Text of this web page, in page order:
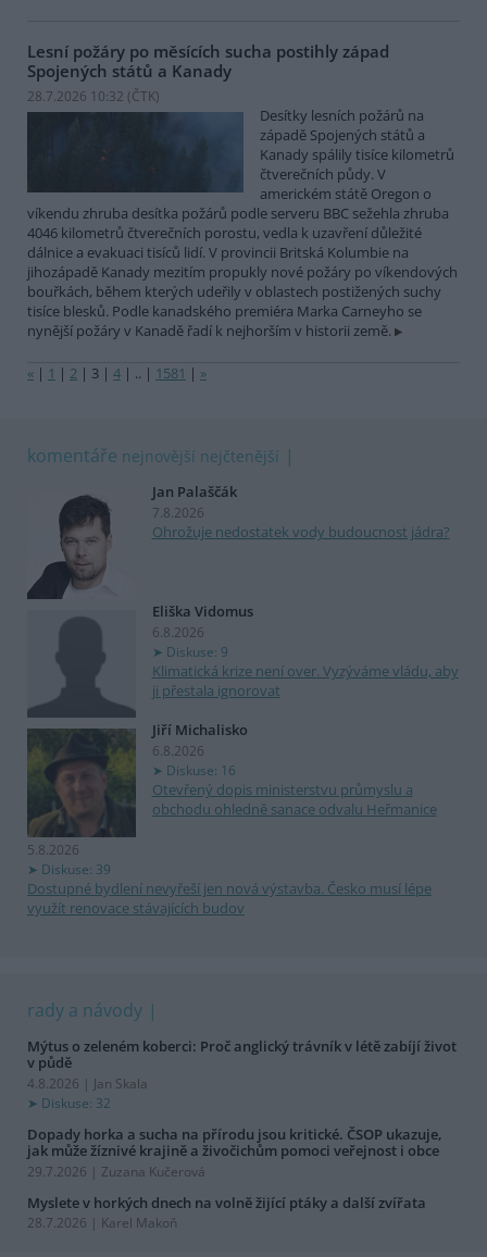
Lesní požáry po měsících sucha postihly západ
Spojených států a Kanady
28.7.2026 10:32 (ČTK)
Desítky lesních požárů na
západě Spojených států a
Kanady spálily tisíce kilometrů
čtverečních půdy. V
americkém státě Oregon o
víkendu zhruba desítka požárů podle serveru BBC sežehla zhruba
4046 kilometrů čtverečních porostu, vedla k uzavření důležité
dálnice a evakuaci tisíců lidí. V provincii Britská Kolumbie na
jihozápadě Kanady mezitím propukly nové požáry po víkendových
bouřkách, během kterých udeřily v oblastech postižených suchy
tisíce blesků. Podle kanadského premiéra Marka Carneyho se
nynější požáry v Kanadě řadí k nejhorším v historii země.
« | 1 | 2 | 3 | 4 | .. | 1581 | »
komentáře nejnovější nejčtenější
Jan Palaščák
7.8.2026
Ohrožuje nedostatek vody budoucnost jádra?
Eliška Vidomus
6.8.2026
Diskuse: 9
Klimatická krize není over. Vyzýváme vládu, aby
ji přestala ignorovat
Jiří Michalisko
6.8.2026
Diskuse: 16
Otevřený dopis ministerstvu průmyslu a
obchodu ohledně sanace odvalu Heřmanice
5.8.2026
Diskuse: 39
Dostupné bydlení nevyřeší jen nová výstavba. Česko musí lépe
využít renovace stávajících budov
rady a návody
Mýtus o zeleném koberci: Proč anglický trávník v létě zabíjí život
v půdě
4.8.2026 | Jan Skala
Diskuse: 32
Dopady horka a sucha na přírodu jsou kritické. ČSOP ukazuje,
jak může žíznivé krajině a živočichům pomoci veřejnost i obce
29.7.2026 | Zuzana Kučerová
Myslete v horkých dnech na volně žijící ptáky a další zvířata
28.7.2026 | Karel Makoň